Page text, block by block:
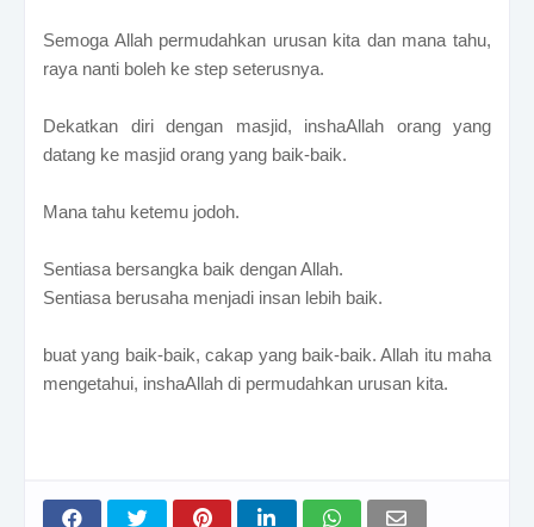
Semoga Allah permudahkan urusan kita dan mana tahu,
raya nanti boleh ke step seterusnya.
Dekatkan diri dengan masjid, inshaAllah orang yang
datang ke masjid orang yang baik-baik.
Mana tahu ketemu jodoh.
Sentiasa bersangka baik dengan Allah.
Sentiasa berusaha menjadi insan lebih baik.
buat yang baik-baik, cakap yang baik-baik. Allah itu maha
mengetahui, inshaAllah di permudahkan urusan kita.